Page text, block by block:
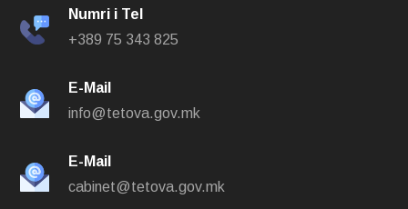
Numri i Tel
+389 75 343 825
E-Mail
info@tetova.gov.mk
E-Mail
cabinet@tetova.gov.mk